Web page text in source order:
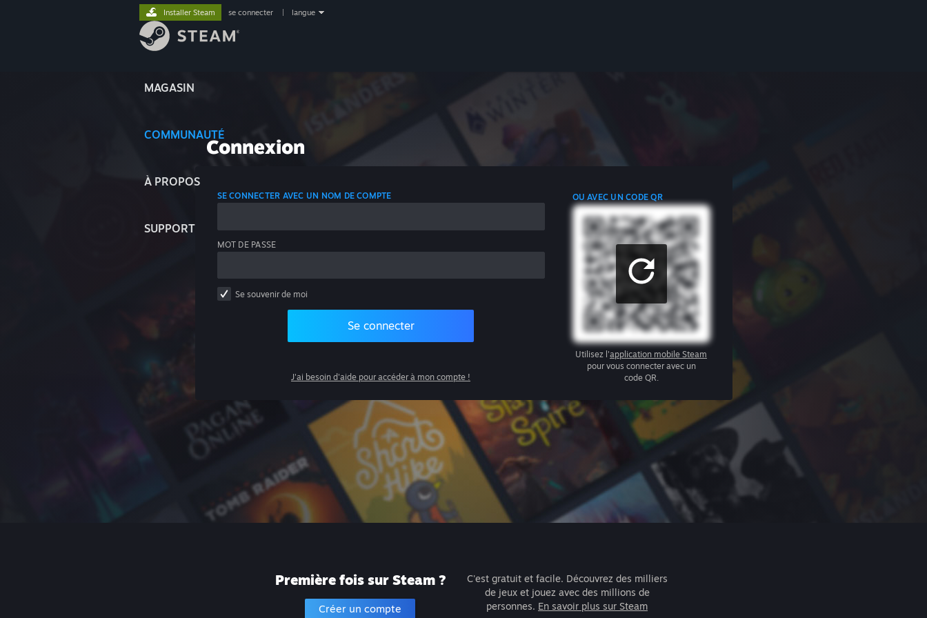
MAGASIN
COMMUNAUTÉ
À PROPOS
SUPPORT
Installer Steam se connecter langue
Connexion
SE CONNECTER AVEC UN NOM DE COMPTE
MOT DE PASSE
Se souvenir de moi
Se connecter
J'ai besoin d'aide pour accéder à mon compte !
OU AVEC UN CODE QR
Utilisez l'application mobile Steam
pour vous connecter avec un
code QR.
Première fois sur Steam ?
Créer un compte
C'est gratuit et facile. Découvrez des milliers
de jeux et jouez avec des millions de
personnes. En savoir plus sur Steam